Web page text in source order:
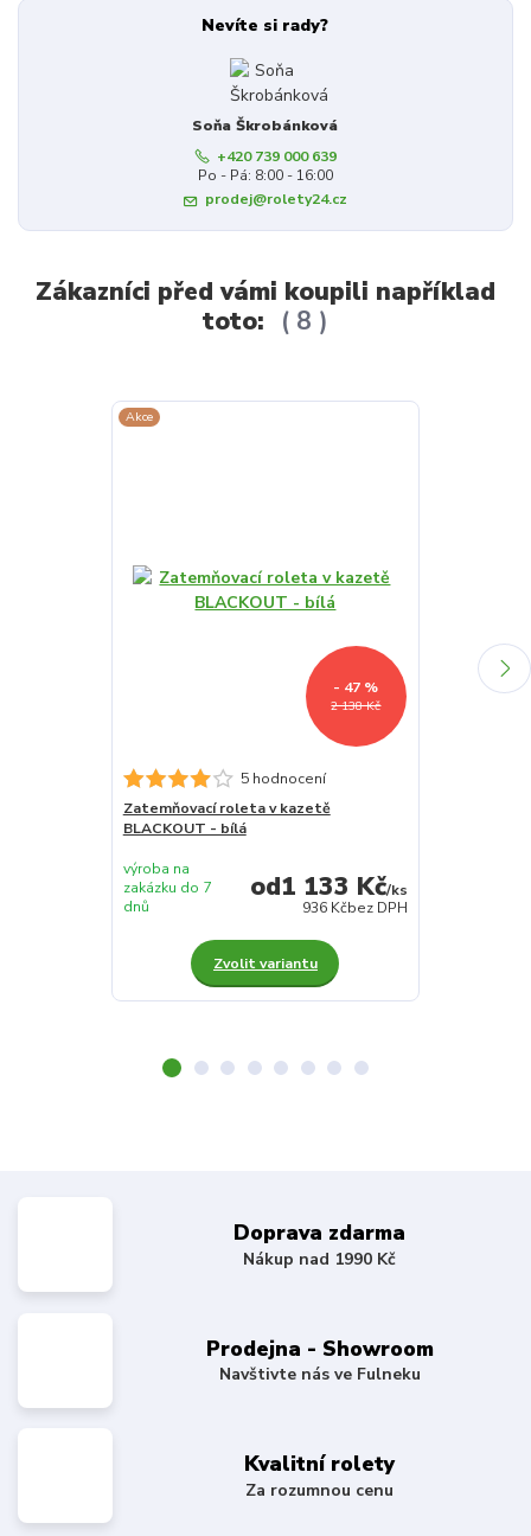
Nevíte si rady?
Soňa Škrobánková
+420 739 000 639
Po - Pá: 8:00 - 16:00
prodej@rolety24.cz
Zákazníci před vámi koupili například
toto:
8
Akce
2 138 Kč
- 47 %
5 hodnocení
Zatemňovací roleta v kazetě
BLACKOUT - bílá
1 133 Kč/ks
936 Kčbez DPH
výroba na
zakázku do 7
dnů
Zvolit variantu
Doprava zdarma
Nákup nad 1990 Kč
Prodejna - Showroom
Navštivte nás ve Fulneku
Kvalitní rolety
Za rozumnou cenu